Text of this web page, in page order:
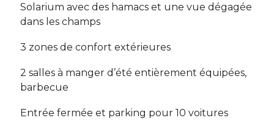
Solarium avec des hamacs et une vue dégagée
dans les champs
3 zones de confort extérieures
2 salles à manger d’été entièrement équipées,
barbecue
Entrée fermée et parking pour 10 voitures